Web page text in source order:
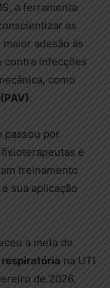
a ferramenta
as
adesão às
contra infecções
como
.
passou por
e
treinamento
sua aplicação
a meta de
respiratória na UTI
de 2026.